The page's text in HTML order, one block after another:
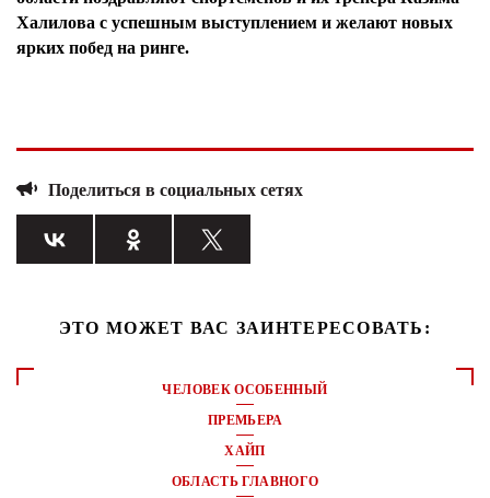
Халилова с успешным выступлением и желают новых
ярких побед на ринге.
Поделиться в социальных сетях
ЭТО МОЖЕТ ВАС ЗАИНТЕРЕСОВАТЬ:
ЧЕЛОВЕК ОСОБЕННЫЙ
ПРЕМЬЕРА
ХАЙП
ОБЛАСТЬ ГЛАВНОГО